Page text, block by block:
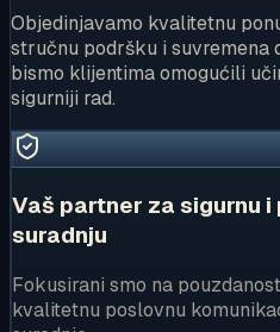
Objedinjavamo kvalitetnu
stručnu podršku i suvremena
bismo klijentima omogućili
sigurniji rad.
Vaš partner za sigurnu
suradnju
Fokusirani smo na
kvalitetnu poslovnu